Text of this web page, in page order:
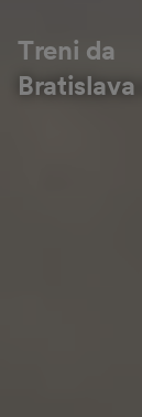
Treni da
Bratislava